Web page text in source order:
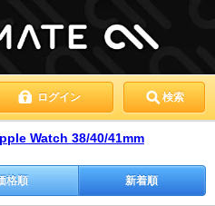
ログイン 検索
Watch 38/40/41mm
格順 新着順